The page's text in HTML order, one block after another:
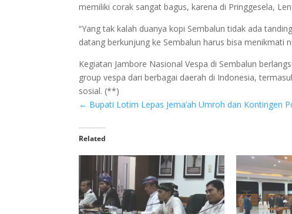
memiliki corak sangat bagus, karena di Pringgesela,
“Yang tak kalah duanya kopi Sembalun tidak ada
datang berkunjung ke Sembalun harus bisa menikmati
Kegiatan Jambore Nasional Vespa di Sembalun
group vespa dari berbagai daerah di Indonesia,
sosial.‎ (**)
← Bupati Lotim Lepas Jema’ah Umroh dan Kontingen
Related